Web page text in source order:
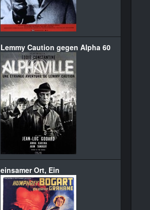
Lemmy Caution gegen Alpha 60
einsamer Ort, Ein